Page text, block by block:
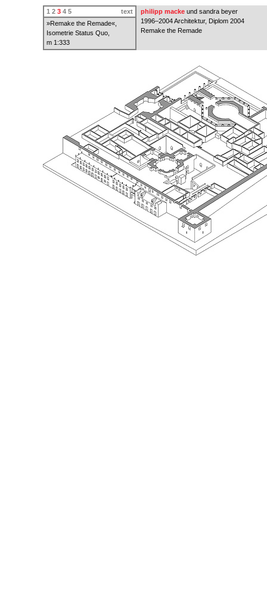
1 2 3 4 5
text
»Remake the Remade«,
Isometrie Status Quo,
m 1:333
philipp macke und sandra beyer
1996–2004 Architektur, Diplom 2004
Remake the Remade